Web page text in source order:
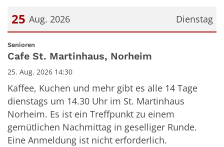
Dienstag
25 Aug. 2026
Datum: 25. August 2026
Senioren
Cafe St. Martinhaus, Norheim
25. Aug. 2026 14:30
Kaffee, Kuchen und mehr gibt es alle 14 Tage
dienstags um 14.30 Uhr im St. Martinhaus
Norheim. Es ist ein Treffpunkt zu einem
gemütlichen Nachmittag in geselliger Runde.
Eine Anmeldung ist nicht erforderlich.